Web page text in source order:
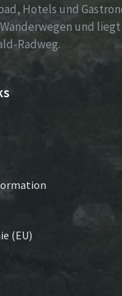
Hotels und
und
Radweg.
(EU)